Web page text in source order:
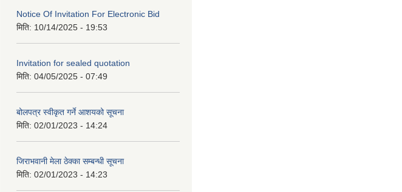
Notice Of Invitation For Electronic Bid
मिति: 10/14/2025 - 19:53
Invitation for sealed quotation
मिति: 04/05/2025 - 07:49
बोलपत्र स्वीकृत गर्ने आशयको सूचना
मिति: 02/01/2023 - 14:24
जिराभवानी मेला ठेक्का सम्बन्धी सूचना
मिति: 02/01/2023 - 14:23